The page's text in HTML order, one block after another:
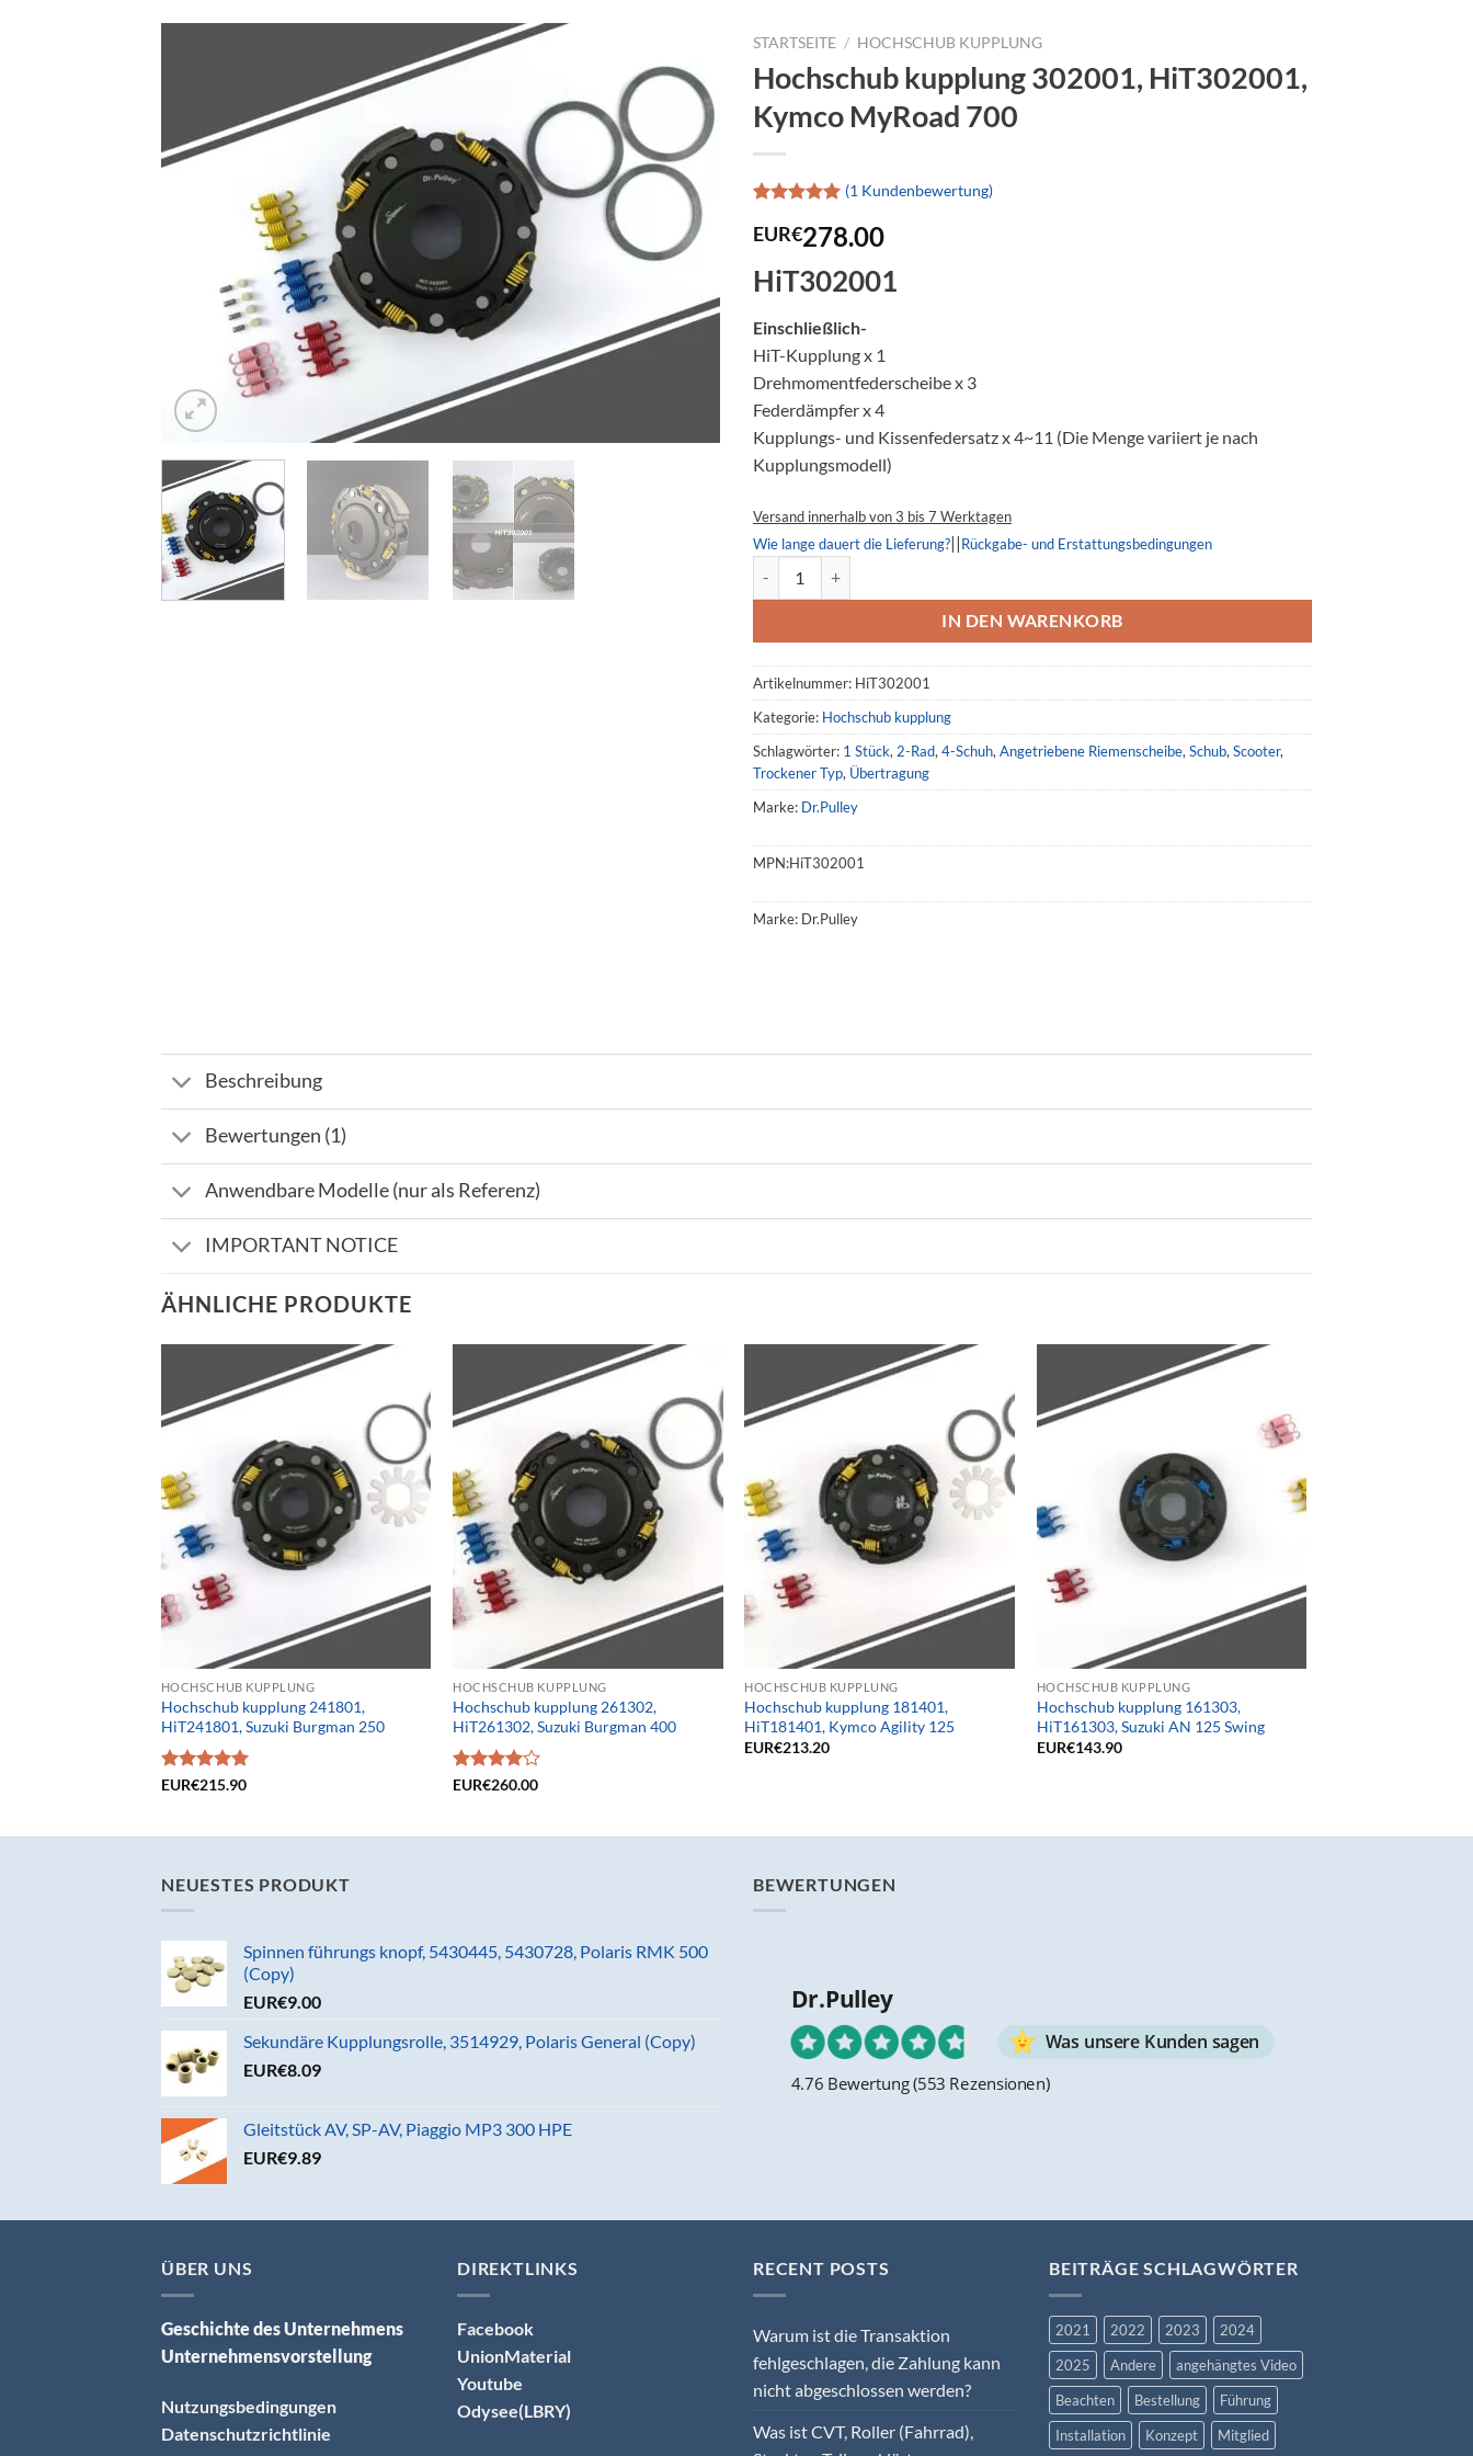
STARTSEITE / HOCHSCHUB KUPPLUNG
Hochschub kupplung 302001, HiT302001,
Kymco MyRoad 700
mit5.00
basierend
auf
(1 Kundenbewertung)
EUR€278.00
HiT302001
Einschließlich-
HiT-Kupplung x 1
Drehmomentfederscheibe x 3
Federdämpfer x 4
Kupplungs- und Kissenfedersatz x 4~11 (Die Menge variiert je nach
Kupplungsmodell)
Versand innerhalb von 3 bis 7 Werktagen
Wie lange dauert die Lieferung?||Rückgabe- und Erstattungsbedingungen
IN DEN WARENKORB
Artikelnummer: HiT302001
Kategorie: Hochschub kupplung
Schlagwörter: 1 Stück, 2-Rad, 4-Schuh, Angetriebene Riemenscheibe, Schub, Scooter,
Trockener Typ, Übertragung
Marke: Dr.Pulley
MPN:HiT302001
Marke: Dr.Pulley
Beschreibung
Bewertungen (1)
Anwendbare Modelle (nur als Referenz)
IMPORTANT NOTICE
ÄHNLICHE PRODUKTE
HOCHSCHUB KUPPLUNG
Hochschub kupplung 241801,
HiT241801, Suzuki Burgman 250
Bewertet
EUR€215.90
HOCHSCHUB KUPPLUNG
Hochschub kupplung 261302,
HiT261302, Suzuki Burgman 400
Bewertet
EUR€260.00
HOCHSCHUB KUPPLUNG
Hochschub kupplung 181401,
HiT181401, Kymco Agility 125
EUR€213.20
HOCHSCHUB KUPPLUNG
Hochschub kupplung 161303,
HiT161303, Suzuki AN 125 Swing
EUR€143.90
NEUESTES PRODUKT
Spinnen führungs knopf, 5430445, 5430728, Polaris RMK 500
(Copy)
EUR€9.00
Sekundäre Kupplungsrolle, 3514929, Polaris General (Copy)
EUR€8.09
Gleitstück AV, SP-AV, Piaggio MP3 300 HPE
EUR€9.89
BEWERTUNGEN
Dr.Pulley
Was unsere Kunden sagen
4.76 Bewertung(553 Rezensionen)
ÜBER UNS
Geschichte des Unternehmens
Unternehmensvorstellung
Nutzungsbedingungen
Datenschutzrichtlinie
DIREKTLINKS
Facebook
UnionMaterial
Youtube
Odysee(LBRY)
RECENT POSTS
Warum ist die Transaktion
fehlgeschlagen, die Zahlung kann
nicht abgeschlossen werden?
Was ist CVT, Roller (Fahrrad),
BEITRÄGE SCHLAGWÖRTER
2021 2022 2023
2024
2025
Andere
angehängtes Video
Beachten
Bestellung
Führung
Installation
Konzept Mitglied